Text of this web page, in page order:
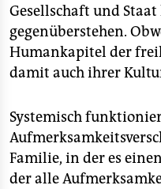
Gesellschaft und
gegenüberstehen.
Humankapitel der
damit auch ihrer
Systemisch
Familie, in der es
der alle